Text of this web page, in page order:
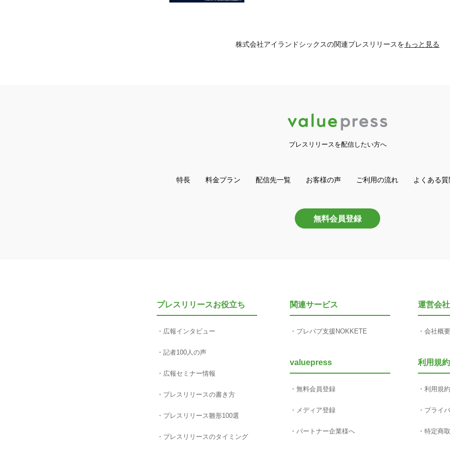
株式会社アイランドシックスの関連プレスリリースをもっと見る
プレスリリースを配信したい方へ
特長 料金プラン 配信先一覧 お客様の声 ご利用の流れ よくある質
無料会員登録
プレスリリースお役立ち
広報インタビュー
記者100人の声
広報セミナー情報
プレスリリースの書き方
プレスリリース雛形100選
プレスリリースのタイミング
関連サービス
プレパブ支援NOKKETE
valuepress
無料会員登録
メディア登録
パートナー企業様へ
運営会社
会社概要
利用規
利用規約
プライ
特定商